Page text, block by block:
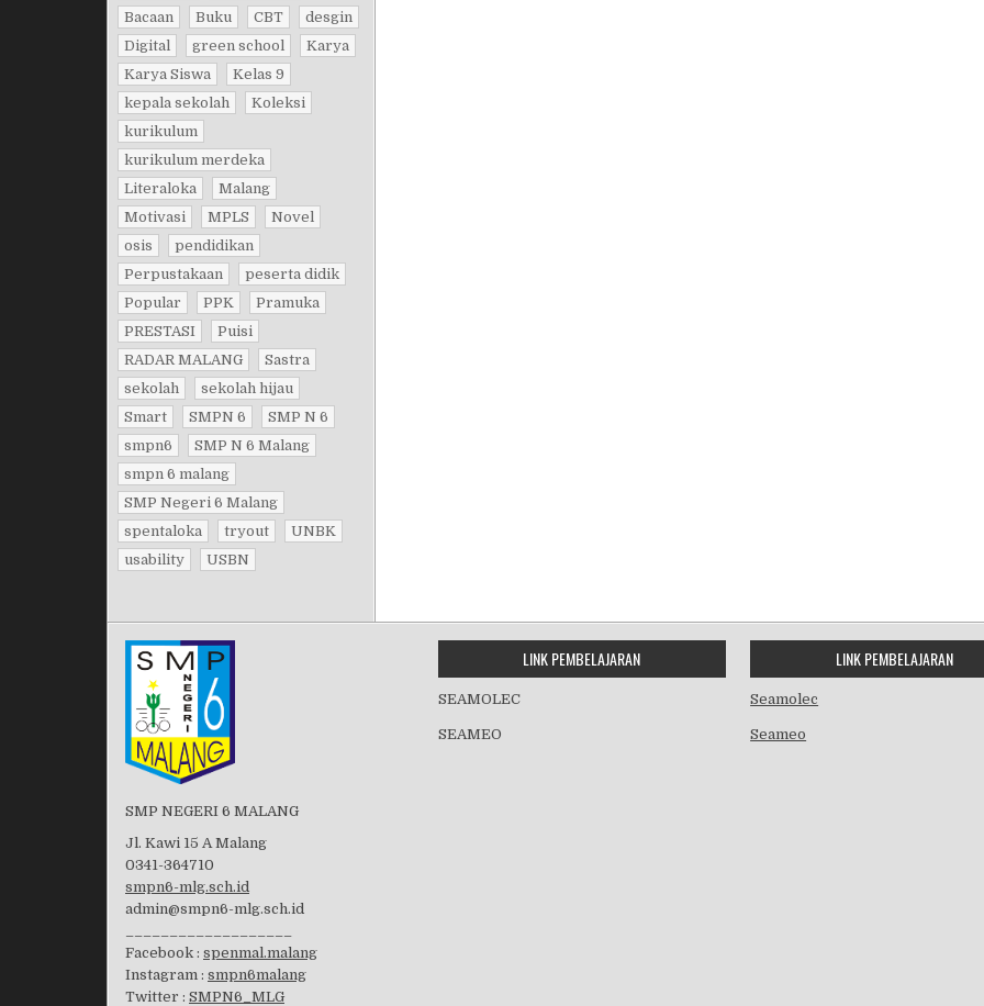
Bacaan
Buku CBT
desgin
Digital
green school
Karya
Karya Siswa
Kelas 9
kepala sekolah
Koleksi
kurikulum
kurikulum merdeka
Literaloka
Malang
Motivasi
MPLS
Novel
osis
pendidikan
Perpustakaan
peserta didik
Popular
PPK
Pramuka
PRESTASI
Puisi
RADAR MALANG
Sastra
sekolah
sekolah hijau
Smart
SMPN 6
SMP N 6
smpn6
SMP N 6 Malang
smpn 6 malang
SMP Negeri 6 Malang
spentaloka
tryout
UNBK
usability
USBN
SMP NEGERI 6 MALANG
Jl. Kawi 15 A Malang
0341-364710
smpn6-mlg.sch.id
admin@smpn6-mlg.sch.id
Facebook : spenmal.malang
Instagram : smpn6malang
Twitter : SMPN6_MLG
LINK PEMBELAJARAN
SEAMOLEC
SEAMEO
LINK PEMBELAJARAN
Seamolec
Seameo